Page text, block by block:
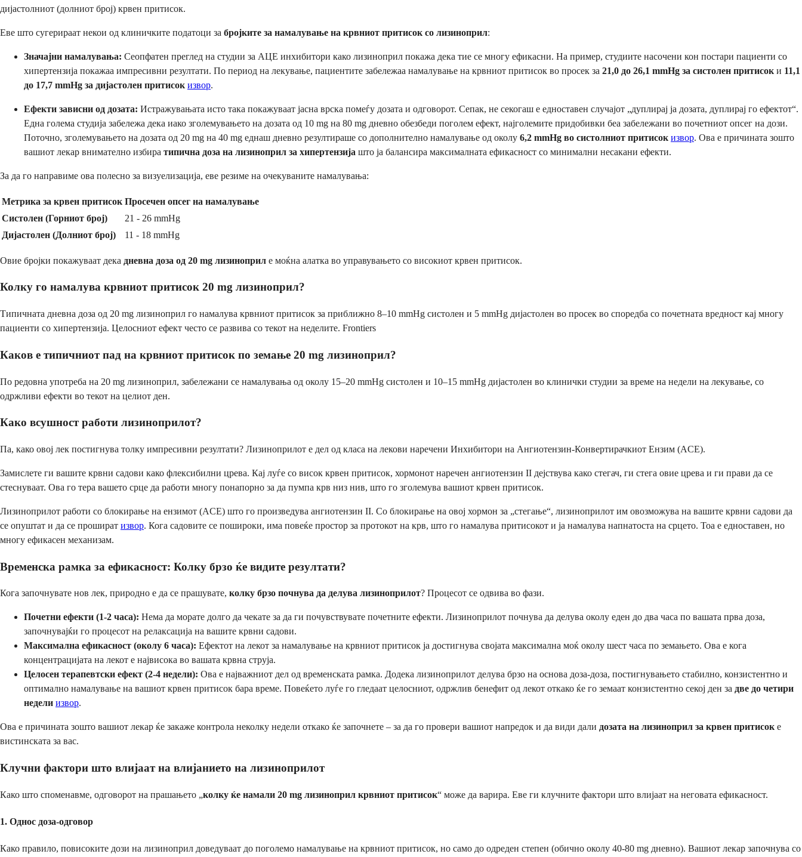
дијастолниот (долниот број) крвен притисок.
Еве што сугерираат некои од клиничките податоци за бројките за намалување на крвниот притисок со лизиноприл:
Значајни намалувања: Сеопфатен преглед на студии за АЦЕ инхибитори како лизиноприл покажа дека тие се многу ефикасни. На пример, студиите насочени кон постари пациенти со
хипертензија покажаа импресивни резултати. По период на лекување, пациентите забележаа намалување на крвниот притисок во просек за 21,0 до 26,1 mmHg за систолен притисок и 11,1
до 17,7 mmHg за дијастолен притисок извор.
Ефекти зависни од дозата: Истражувањата исто така покажуваат јасна врска помеѓу дозата и одговорот. Сепак, не секогаш е едноставен случајот „дуплирај ја дозата, дуплирај го ефектот“.
Една голема студија забележа дека иако зголемувањето на дозата од 10 mg на 80 mg дневно обезбеди поголем ефект, најголемите придобивки беа забележани во почетниот опсег на дози.
Поточно, зголемувањето на дозата од 20 mg на 40 mg еднаш дневно резултираше со дополнително намалување од околу 6,2 mmHg во систолниот притисок извор. Ова е причината зошто
вашиот лекар внимателно избира типична доза на лизиноприл за хипертензија што ја балансира максималната ефикасност со минимални несакани ефекти.
За да го направиме ова полесно за визуелизација, еве резиме на очекуваните намалувања:
Метрика за крвен притисок Просечен опсег на намалување
Систолен (Горниот број)
21 - 26 mmHg
Дијастолен (Долниот број)
11 - 18 mmHg
Овие бројки покажуваат дека дневна доза од 20 mg лизиноприл е моќна алатка во управувањето со високиот крвен притисок.
Колку го намалува крвниот притисок 20 mg лизиноприл?
Типичната дневна доза од 20 mg лизиноприл го намалува крвниот притисок за приближно 8–10 mmHg систолен и 5 mmHg дијастолен во просек во споредба со почетната вредност кај многу
пациенти со хипертензија. Целосниот ефект често се развива со текот на неделите. Frontiers
Каков е типичниот пад на крвниот притисок по земање 20 mg лизиноприл?
По редовна употреба на 20 mg лизиноприл, забележани се намалувања од околу 15–20 mmHg систолен и 10–15 mmHg дијастолен во клинички студии за време на недели на лекување, со
одржливи ефекти во текот на целиот ден.
Како всушност работи лизиноприлот?
Па, како овој лек постигнува толку импресивни резултати? Лизиноприлот е дел од класа на лекови наречени Инхибитори на Ангиотензин-Конвертирачкиот Ензим (ACE).
Замислете ги вашите крвни садови како флексибилни црева. Кај луѓе со висок крвен притисок, хормонот наречен ангиотензин II дејствува како стегач, ги стега овие црева и ги прави да се
стеснуваат. Ова го тера вашето срце да работи многу понапорно за да пумпа крв низ нив, што го зголемува вашиот крвен притисок.
Лизиноприлот работи со блокирање на ензимот (ACE) што го произведува ангиотензин II. Со блокирање на овој хормон за „стегање“, лизиноприлот им овозможува на вашите крвни садови да
се опуштат и да се прошират извор. Кога садовите се пошироки, има повеќе простор за протокот на крв, што го намалува притисокот и ја намалува напнатоста на срцето. Тоа е едноставен, но
многу ефикасен механизам.
Временска рамка за ефикасност: Колку брзо ќе видите резултати?
Кога започнувате нов лек, природно е да се прашувате, колку брзо почнува да делува лизиноприлот? Процесот се одвива во фази.
Почетни ефекти (1-2 часа): Нема да морате долго да чекате за да ги почувствувате почетните ефекти. Лизиноприлот почнува да делува околу еден до два часа по вашата прва доза,
започнувајќи го процесот на релаксација на вашите крвни садови.
Максимална ефикасност (околу 6 часа): Ефектот на лекот за намалување на крвниот притисок ја достигнува својата максимална моќ околу шест часа по земањето. Ова е кога
концентрацијата на лекот е највисока во вашата крвна струја.
Целосен терапевтски ефект (2-4 недели): Ова е најважниот дел од временската рамка. Додека лизиноприлот делува брзо на основа доза-доза, постигнувањето стабилно, конзистентно и
оптимално намалување на вашиот крвен притисок бара време. Повеќето луѓе го гледаат целосниот, одржлив бенефит од лекот откако ќе го земаат конзистентно секој ден за две до четири
недели извор.
Ова е причината зошто вашиот лекар ќе закаже контрола неколку недели откако ќе започнете – за да го провери вашиот напредок и да види дали дозата на лизиноприл за крвен притисок е
вистинската за вас.
Клучни фактори што влијаат на влијанието на лизиноприлот
Како што споменавме, одговорот на прашањето „колку ќе намали 20 mg лизиноприл крвниот притисок“ може да варира. Еве ги клучните фактори што влијаат на неговата ефикасност.
1. Однос доза-одговор
Како правило, повисоките дози на лизиноприл доведуваат до поголемо намалување на крвниот притисок, но само до одреден степен (обично околу 40-80 mg дневно). Вашиот лекар започнува со